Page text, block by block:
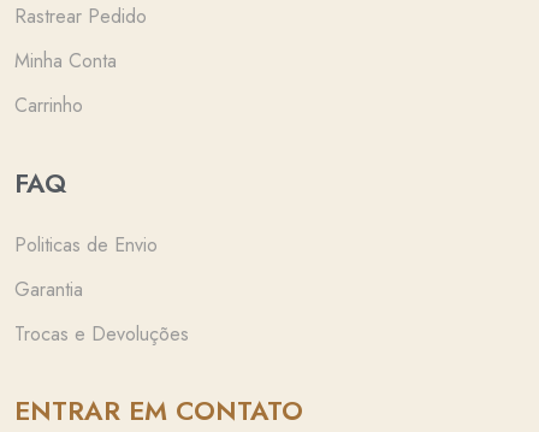
Rastrear Pedido
Minha Conta
Carrinho
FAQ
Politicas de Envio
Garantia
Trocas e Devoluções
ENTRAR EM CONTATO